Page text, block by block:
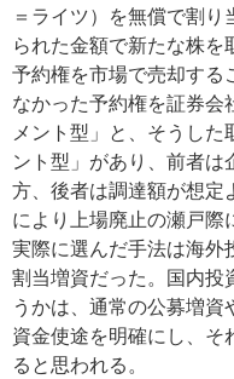
＝ライツ）を無償で割
られた金額で新たな株
予約権を市場で売却する
なかった予約権を証券会
メント型」と、そうし
ント型」があり、前者
方、後者は調達額が想定
により上場廃止の瀬戸際
実際に選んだ手法は海外
割当増資だった。国内投
うかは、通常の公募増
資金使途を明確にし、そ
ると思われる。